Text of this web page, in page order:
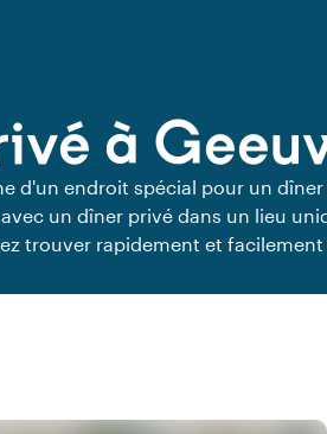
à
d'un endroit spécial pour un
un dîner privé dans un lieu
trouver rapidement et facilement
dîner privé.